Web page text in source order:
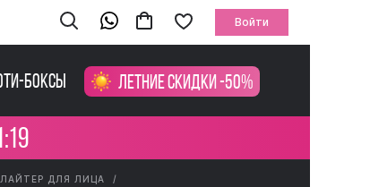
Войти
боксы Летние скидки -50%
ДЛЯ ЛИЦА